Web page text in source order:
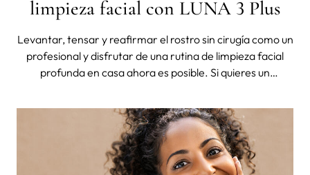
limpieza facial con LUNA 3 Plus
Levantar, tensar y reafirmar el rostro sin cirugía como un
profesional y disfrutar de una rutina de limpieza facial
profunda en casa ahora es posible. Si quieres un
de tu piel todo lo que necesitas es LUNA 3 plus de
FOREO. FOREO LUNA 3 plu